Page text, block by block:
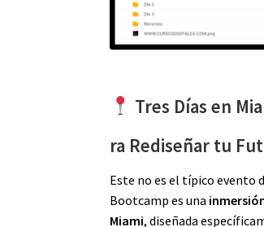
Tres Días en
ra Rediseñar tu
Este no es el típico evento
Bootcamp es una
Miami, diseñada